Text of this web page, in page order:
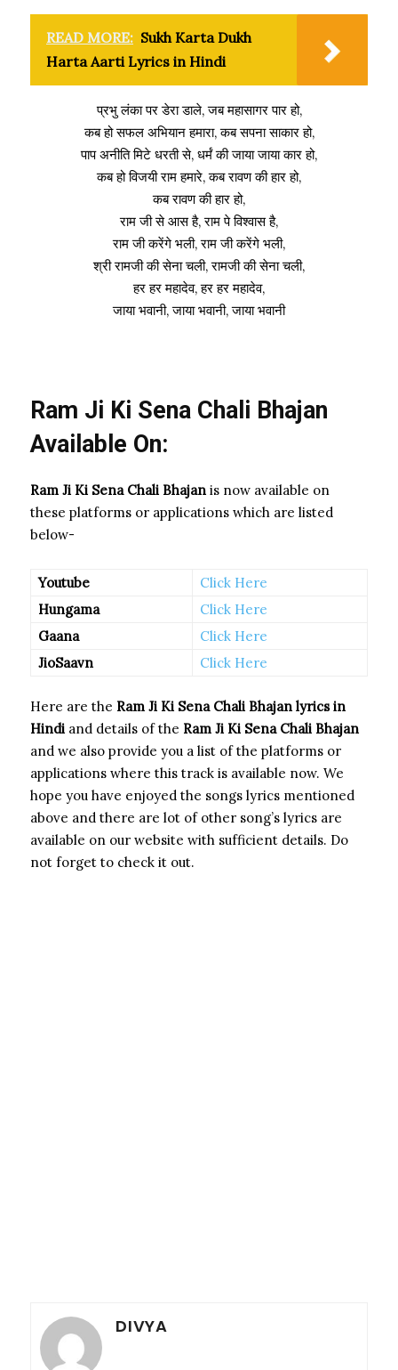
READ MORE: Sukh Karta Dukh
Harta Aarti Lyrics in Hindi
प्रभु लंका पर डेरा डाले, जब महासागर पार हो,
कब हो सफल अभियान हमारा, कब सपना साकार हो,
पाप अनीति मिटे धरती से, धर्मं की जाया जाया कार हो,
कब हो विजयी राम हमारे, कब रावण की हार हो,
कब रावण की हार हो,
राम जी से आस है, राम पे विश्वास है,
राम जी करेंगे भली, राम जी करेंगे भली,
श्री रामजी की सेना चली, रामजी की सेना चली,
हर हर महादेव, हर हर महादेव,
जाया भवानी, जाया भवानी, जाया भवानी
Ram Ji Ki Sena Chali Bhajan
Available On:
Ram Ji Ki Sena Chali Bhajan is now available on
these platforms or applications which are listed
below-
Youtube
Click Here
Hungama
Click Here
Gaana
Click Here
JioSaavn
Click Here
Here are the Ram Ji Ki Sena Chali Bhajan lyrics in
Hindi and details of the Ram Ji Ki Sena Chali Bhajan
and we also provide you a list of the platforms or
applications where this track is available now. We
hope you have enjoyed the songs lyrics mentioned
above and there are lot of other song’s lyrics are
available on our website with sufficient details. Do
not forget to check it out.
DIVYA